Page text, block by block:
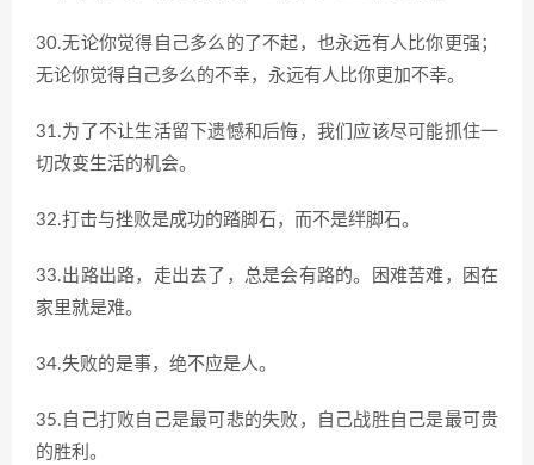
30.无论你觉得自己多么的了不起，也永远有人比你更强；
无论你觉得自己多么的不幸，永远有人比你更加不幸。
31.为了不让生活留下遗憾和后悔，我们应该尽可能抓住一
切改变生活的机会。
32.打击与挫败是成功的踏脚石，而不是绊脚石。
33.出路出路，走出去了，总是会有路的。困难苦难，困在
家里就是难。
34.失败的是事，绝不应是人。
35.自己打败自己是最可悲的失败，自己战胜自己是最可贵
的胜利。